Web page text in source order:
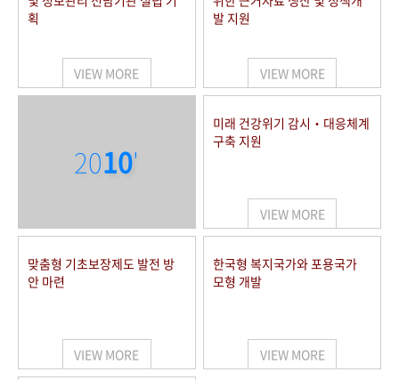
획
VIEW MORE
발 지원
VIEW MORE
2010'
미래 건강위기 감시‧대응체계
구축 지원
VIEW MORE
맞춤형 기초보장제도 발전 방
안 마련
VIEW MORE
한국형 복지국가와 포용국가
모형 개발
VIEW MORE